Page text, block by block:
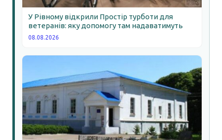
У Рівному відкрили Простір турботи для
ветеранів: яку допомогу там надаватимуть
08.08.2026